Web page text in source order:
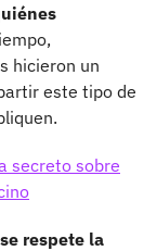
hicieron un
este tipo de
secreto sobre
respete la